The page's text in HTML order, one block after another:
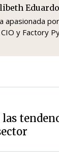
apasionada
y Factory
las